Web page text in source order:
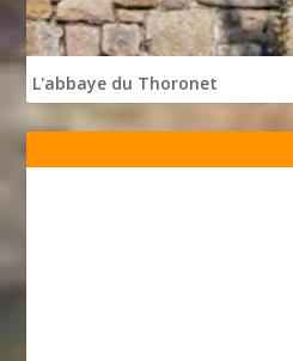
L'abbaye du Thoronet